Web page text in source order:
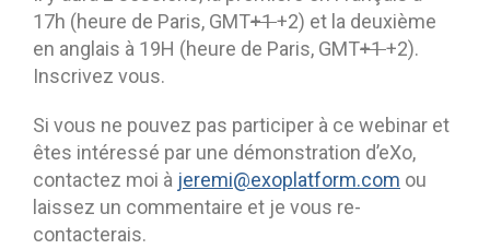
Offre Enterprise
Offre Professionnelle
A propos d’eXo
Contactez-nous
Essayez eXo
17h (heure de Paris, GMT+1+2) et la deuxième
en anglais à 19H (heure de Paris, GMT+1+2).
Inscrivez vous.
Si vous ne pouvez pas participer à ce webinar et
êtes intéressé par une démonstration d’eXo,
contactez moi à jeremi@exoplatform.com ou
laissez un commentaire et je vous re-
contacterais.